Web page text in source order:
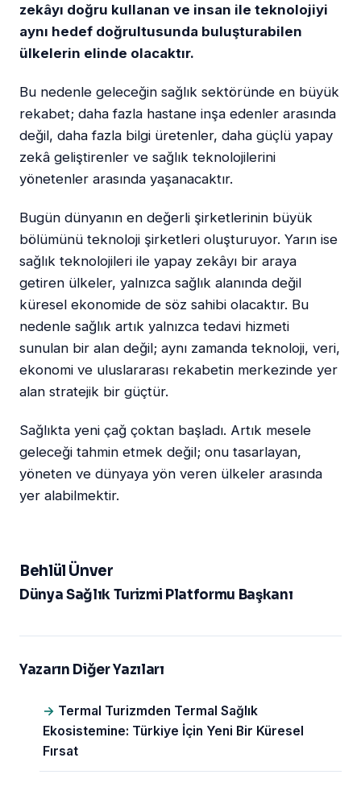
zekâyı doğru kullanan ve insan ile teknolojiyi
aynı hedef doğrultusunda buluşturabilen
ülkelerin elinde olacaktır.
Bu nedenle geleceğin sağlık sektöründe en büyük
rekabet; daha fazla hastane inşa edenler arasında
değil, daha fazla bilgi üretenler, daha güçlü yapay
zekâ geliştirenler ve sağlık teknolojilerini
yönetenler arasında yaşanacaktır.
Bugün dünyanın en değerli şirketlerinin büyük
bölümünü teknoloji şirketleri oluşturuyor. Yarın ise
sağlık teknolojileri ile yapay zekâyı bir araya
getiren ülkeler, yalnızca sağlık alanında değil
küresel ekonomide de söz sahibi olacaktır. Bu
nedenle sağlık artık yalnızca tedavi hizmeti
sunulan bir alan değil; aynı zamanda teknoloji, veri,
ekonomi ve uluslararası rekabetin merkezinde yer
alan stratejik bir güçtür.
Sağlıkta yeni çağ çoktan başladı. Artık mesele
geleceği tahmin etmek değil; onu tasarlayan,
yöneten ve dünyaya yön veren ülkeler arasında
yer alabilmektir.
Behlül Ünver
Dünya Sağlık Turizmi Platformu Başkanı
Yazarın Diğer Yazıları
Termal Turizmden Termal Sağlık
Ekosistemine: Türkiye İçin Yeni Bir Küresel
Fırsat